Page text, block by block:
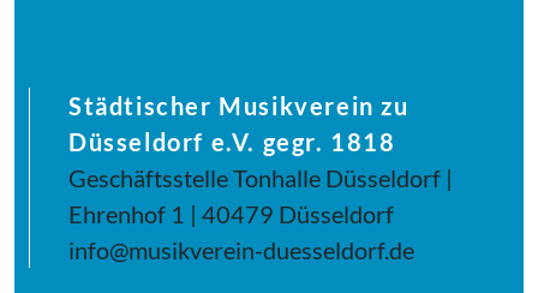
Städtischer Musikverein zu
Düsseldorf e.V. gegr. 1818
Geschäftsstelle Tonhalle Düsseldorf |
Ehrenhof 1 | 40479 Düsseldorf
info@musikverein-duesseldorf.de